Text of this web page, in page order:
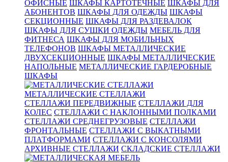
ОФИСНЫЕ ШКАФЫ КАРТОТЕЧНЫЕ ШКАФЫ ДЛЯ
АБОНЕНТОВ ШКАФЫ ДЛЯ ОДЕЖДЫ ШКАФЫ
СЕКЦИОННЫЕ ШКАФЫ ДЛЯ РАЗДЕВАЛОК
ШКАФЫ ДЛЯ СУШКИ ОДЕЖДЫ МЕБЕЛЬ ДЛЯ
ФИТНЕСА ШКАФЫ ДЛЯ МОБИЛЬНЫХ
ТЕЛЕФОНОВ ШКАФЫ МЕТАЛЛИЧЕСКИЕ
ДВУХСЕКЦИОННЫЕ ШКАФЫ МЕТАЛЛИЧЕСКИЕ
НАПОЛЬНЫЕ МЕТАЛЛИЧЕСКИЕ ГАРДЕРОБНЫЕ
ШКАФЫ
МЕТАЛЛИЧЕСКИЕ СТЕЛЛАЖИ
СТЕЛЛАЖИ ПЕРЕДВИЖНЫЕ СТЕЛЛАЖИ ДЛЯ
КОЛЕС СТЕЛЛАЖИ С НАКЛОННЫМИ ПОЛКАМИ
СТЕЛЛАЖИ СРЕДНЕГРУЗОВЫЕ СТЕЛЛАЖИ
ФРОНТАЛЬНЫЕ СТЕЛЛАЖИ С ВЫКАТНЫМИ
ПЛАТФОРМАМИ СТЕЛЛАЖИ С КОНСОЛЯМИ
АРХИВНЫЕ СТЕЛЛАЖИ СКЛАДСКИЕ СТЕЛЛАЖИ